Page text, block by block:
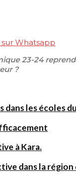
Whatsapp
23-24
?
dans les écoles
à Kara.
dans la région